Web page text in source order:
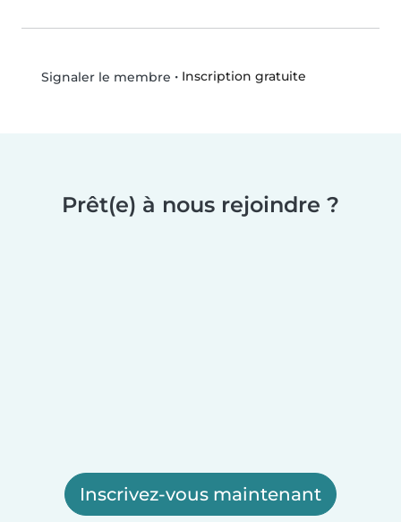
Signaler le membre • Inscription gratuite
Prêt(e) à nous rejoindre ?
Inscrivez-vous maintenant